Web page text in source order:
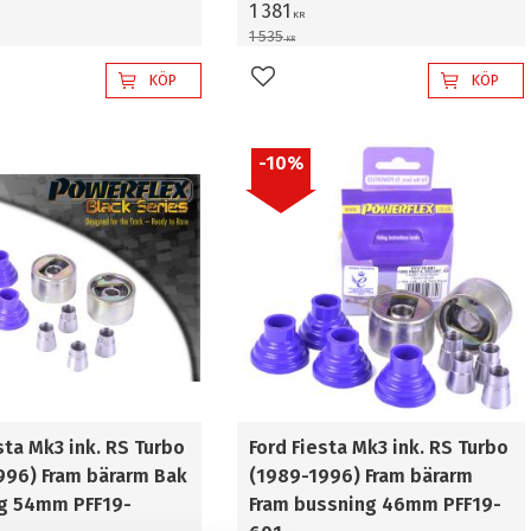
KÖP
1 381 KR
1 535KR
Lägg till i favoriter KÖP
Mk3 ink. RS Turbo
Fram bärarm Bak
54mm PFF19-
Ford Fiesta Mk3 ink. RS Turbo
(1989-1996) Fram bärarm
Fram bussning 46mm PFF19-
10%